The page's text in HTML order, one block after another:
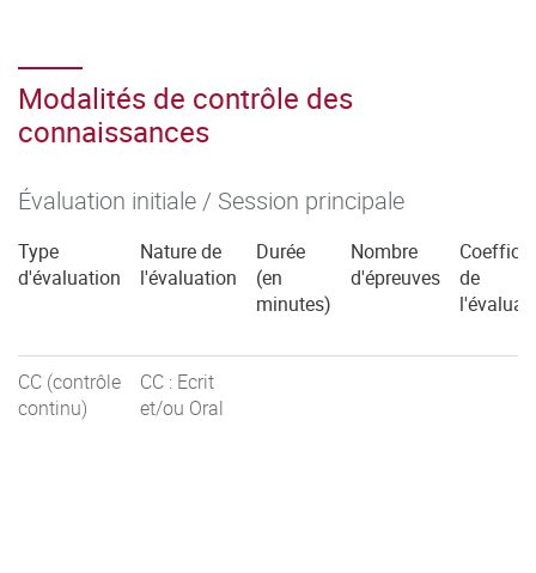
Modalités de contrôle des
connaissances
Évaluation initiale / Session principale
Type
d'évaluation
Nature de
l'évaluation
Durée
(en
minutes)
Nombre
d'épreuves
de
CC (contrôle
continu)
CC : Ecrit
et/ou Oral